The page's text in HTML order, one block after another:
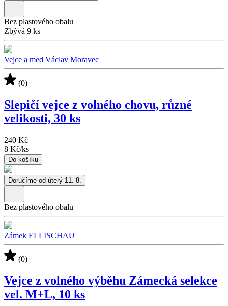
Bez plastového obalu
Zbývá 9 ks
Vejce a med Václav Moravec
(0)
Slepičí vejce z volného chovu, různé
velikosti, 30 ks
240 Kč
8 Kč/ks
Do košíku
Doručíme od úterý 11. 8.
Bez plastového obalu
Zámek ELLISCHAU
(0)
Vejce z volného výběhu Zámecká selekce
vel. M+L, 10 ks